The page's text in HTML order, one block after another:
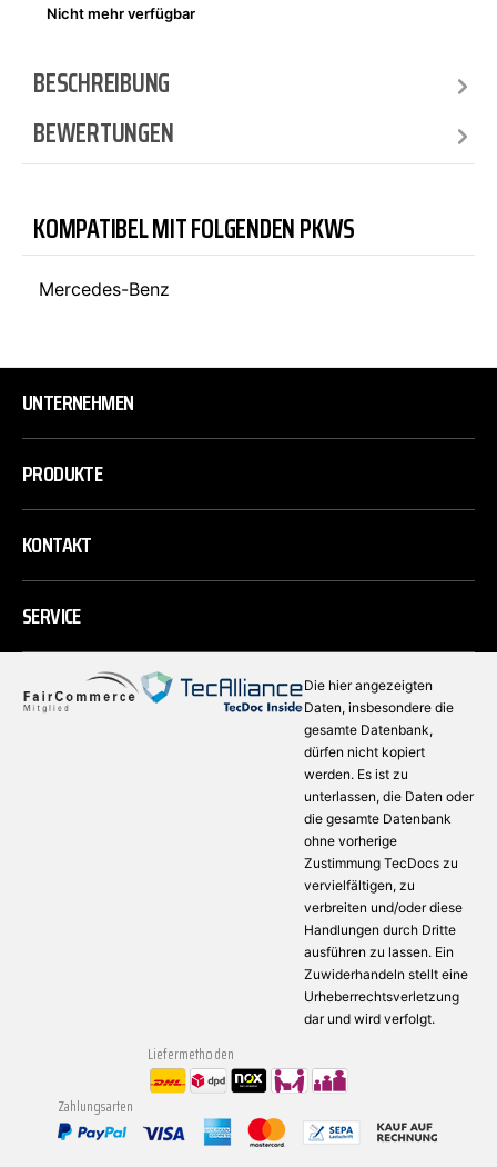
Nicht mehr verfügbar
BESCHREIBUNG
BEWERTUNGEN
KOMPATIBEL MIT FOLGENDEN PKWS
Mercedes-Benz
UNTERNEHMEN
PRODUKTE
KONTAKT
SERVICE
Die hier angezeigten
Daten, insbesondere die
gesamte Datenbank,
dürfen nicht kopiert
werden. Es ist zu
unterlassen, die Daten oder
die gesamte Datenbank
ohne vorherige
Zustimmung TecDocs zu
vervielfältigen, zu
verbreiten und/oder diese
Handlungen durch Dritte
ausführen zu lassen. Ein
Zuwiderhandeln stellt eine
Urheberrechtsverletzung
dar und wird verfolgt.
Liefermethoden
Zahlungsarten